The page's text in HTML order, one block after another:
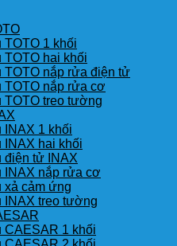
TOTO 1 khối
TOTO hai khối
TOTO nắp rửa điện tử
TOTO nắp rửa cơ
TOTO treo tường
INAX 1 khối
INAX hai khối
điện tử INAX
INAX nắp rửa cơ
xả cảm ứng
INAX treo tường
CAESAR 1 khối